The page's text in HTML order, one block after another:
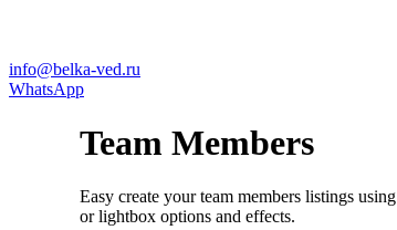
info@belka-ved.ru
WhatsApp
Team Members
Easy create your team members listings
or lightbox options and effects.